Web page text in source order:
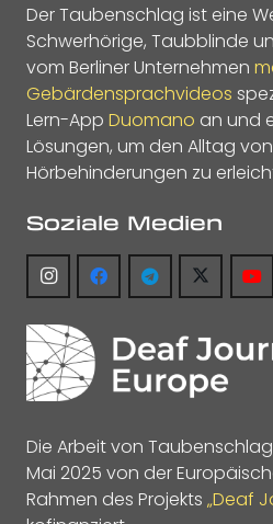
Der Taubenschlag ist eine
Schwerhörige, Taubblinde
vom Berliner Unternehmen
Gebärdensprachvideos
Lern-App Duomano an und
Lösungen, um den Alltag
Hörbehinderungen zu
Soziale Medien
Die Arbeit von
Mai 2025 von der
Rahmen des Projekts „Deaf